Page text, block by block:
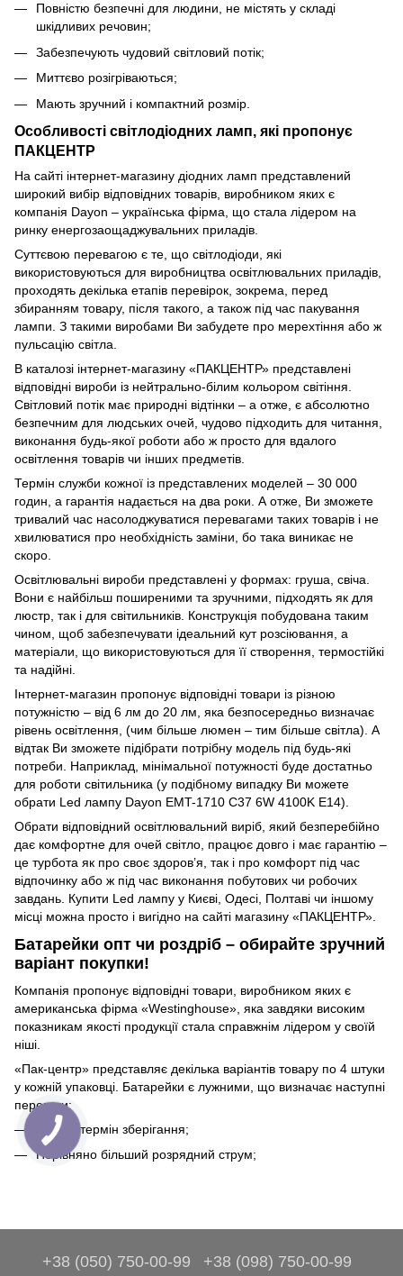
Повністю безпечні для людини, не містять у складі
шкідливих речовин;
Забезпечують чудовий світловий потік;
Миттєво розігріваються;
Мають зручний і компактний розмір.
Особливості світлодіодних ламп, які пропонує
ПАКЦЕНТР
На сайті інтернет-магазину діодних ламп представлений
широкий вибір відповідних товарів, виробником яких є
компанія Dayon – українська фірма, що стала лідером на
ринку енергозаощаджувальних приладів.
Суттєвою перевагою є те, що світлодіоди, які
використовуються для виробництва освітлювальних приладів,
проходять декілька етапів перевірок, зокрема, перед
збиранням товару, після такого, а також під час пакування
лампи. З такими виробами Ви забудете про мерехтіння або ж
пульсацію світла.
В каталозі інтернет-магазину «ПАКЦЕНТР» представлені
відповідні вироби із нейтрально-білим кольором світіння.
Світловий потік має природні відтінки – а отже, є абсолютно
безпечним для людських очей, чудово підходить для читання,
виконання будь-якої роботи або ж просто для вдалого
освітлення товарів чи інших предметів.
Термін служби кожної із представлених моделей – 30 000
годин, а гарантія надається на два роки. А отже, Ви зможете
тривалий час насолоджуватися перевагами таких товарів і не
хвилюватися про необхідність заміни, бо така виникає не
скоро.
Освітлювальні вироби представлені у формах: груша, свіча.
Вони є найбільш поширеними та зручними, підходять як для
люстр, так і для світильників. Конструкція побудована таким
чином, щоб забезпечувати ідеальний кут розсіювання, а
матеріали, що використовуються для її створення, термостійкі
та надійні.
Інтернет-магазин пропонує відповідні товари із різною
потужністю – від 6 лм до 20 лм, яка безпосередньо визначає
рівень освітлення, (чим більше люмен – тим більше світла). А
відтак Ви зможете підібрати потрібну модель під будь-які
потреби. Наприклад, мінімальної потужності буде достатньо
для роботи світильника (у подібному випадку Ви можете
обрати Led лампу Dayon EMT-1710 C37 6W 4100K E14).
Обрати відповідний освітлювальний виріб, який безперебійно
дає комфортне для очей світло, працює довго і має гарантію –
це турбота як про своє здоров’я, так і про комфорт під час
відпочинку або ж під час виконання побутових чи робочих
завдань. Купити Led лампу у Києві, Одесі, Полтаві чи іншому
місці можна просто і вигідно на сайті магазину «ПАКЦЕНТР».
Батарейки опт чи роздріб – обирайте зручний
варіант покупки!
Компанія пропонує відповідні товари, виробником яких є
американська фірма «Westinghouse», яка завдяки високим
показникам якості продукції стала справжнім лідером у своїй
ніші.
«Пак-центр» представляє декілька варіантів товару по 4 штуки
у кожній упаковці. Батарейки є лужними, що визначає наступні
переваги:
Довгий термін зберігання;
Порівняно більший розрядний струм;
+38 (050) 750-00-99 +38 (098) 750-00-99